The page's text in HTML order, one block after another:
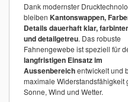
Dank modernster
bleiben Kantonswappen,
Details dauerhaft klar,
und detailgetreu. Das robuste
Fahnengewebe ist speziell für
langfristigen Einsatz im
Aussenbereichentwickelt und
maximale Widerstandsfähigkeit
Sonne, Wind und Wetter.